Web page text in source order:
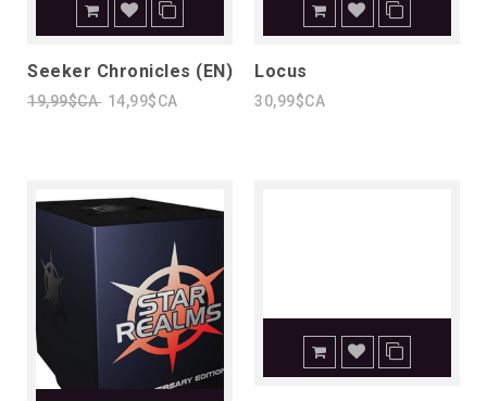
Seeker Chronicles (EN)
19,99$CA 14,99$CA
Locus
30,99$CA